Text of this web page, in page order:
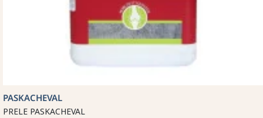
PASKACHEVAL
PRELE PASKACHEVAL